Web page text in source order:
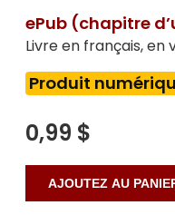
ePub (chapitre
Livre en français,
Produit
0,99 $